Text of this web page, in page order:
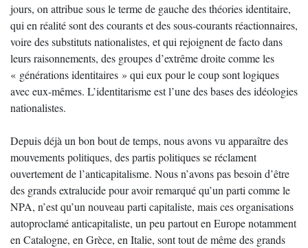
jours, on attribue sous le terme de gauche des théories identitaire,
qui en réalité sont des courants et des sous-courants réactionnaires,
voire des substituts nationalistes, et qui rejoignent de facto dans
leurs raisonnements, des groupes d’extrême droite comme les
« générations identitaires » qui eux pour le coup sont logiques
avec eux-mêmes. L’identitarisme est l’une des bases des idéologies
nationalistes.
Depuis déjà un bon bout de temps, nous avons vu apparaître des
mouvements politiques, des partis politiques se réclament
ouvertement de l’anticapitalisme. Nous n’avons pas besoin d’être
des grands extralucide pour avoir remarqué qu’un parti comme le
NPA, n’est qu’un nouveau parti capitaliste, mais ces organisations
autoproclamé anticapitaliste, un peu partout en Europe notamment
en Catalogne, en Grèce, en Italie, sont tout de même des grands